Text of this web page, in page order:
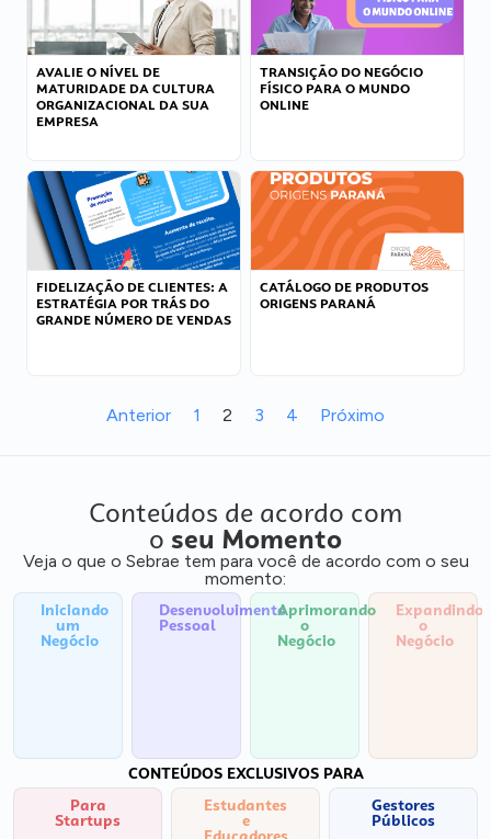
AVALIE O NÍVEL DE
MATURIDADE DA CULTURA
ORGANIZACIONAL DA SUA
EMPRESA
TRANSIÇÃO DO NEGÓCIO
FÍSICO PARA O MUNDO
ONLINE
FIDELIZAÇÃO DE CLIENTES: A
ESTRATÉGIA POR TRÁS DO
GRANDE NÚMERO DE VENDAS
CATÁLOGO DE PRODUTOS
ORIGENS PARANÁ
Anterior 1 2 3 4 Próximo
Conteúdos de acordo com
o seu Momento
Veja o que o Sebrae tem para você de acordo com o seu
momento:
Iniciando
um
Negócio
Desenvolvimento
Pessoal
Aprimorando
o
Negócio
Expandindo
o
Negócio
CONTEÚDOS EXCLUSIVOS PARA
Para
Startups
Estudantes
e
Gestores
Públicos